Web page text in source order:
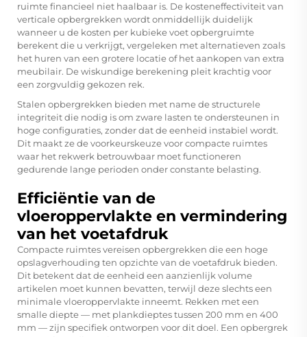
ruimte financieel niet haalbaar is. De kosteneffectiviteit van
verticale opbergrekken wordt onmiddellijk duidelijk
wanneer u de kosten per kubieke voet opbergruimte
berekent die u verkrijgt, vergeleken met alternatieven zoals
het huren van een grotere locatie of het aankopen van extra
meubilair. De wiskundige berekening pleit krachtig voor
een zorgvuldig gekozen rek.
Stalen opbergrekken bieden met name de structurele
integriteit die nodig is om zware lasten te ondersteunen in
hoge configuraties, zonder dat de eenheid instabiel wordt.
Dit maakt ze de voorkeurskeuze voor compacte ruimtes
waar het rekwerk betrouwbaar moet functioneren
gedurende lange perioden onder constante belasting.
Efficiëntie van de
vloeroppervlakte en vermindering
van het voetafdruk
Compacte ruimtes vereisen opbergrekken die een hoge
opslagverhouding ten opzichte van de voetafdruk bieden.
Dit betekent dat de eenheid een aanzienlijk volume
artikelen moet kunnen bevatten, terwijl deze slechts een
minimale vloeroppervlakte inneemt. Rekken met een
smalle diepte — met plankdieptes tussen 200 mm en 400
mm — zijn specifiek ontworpen voor dit doel. Een opbergrek